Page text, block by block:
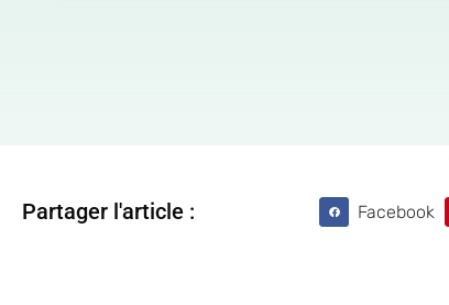
Partager l'article : Facebook